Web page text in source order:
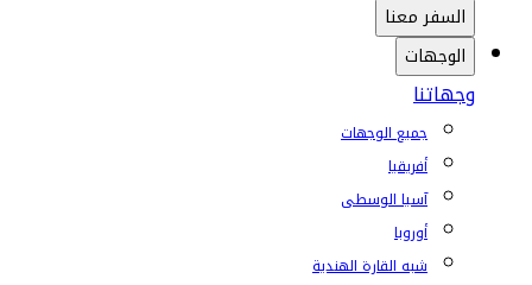
السفر معنا
الوجهات
وجهاتنا
جميع الوجهات
أفريقيا
آسيا الوسطى
أوروبا
شبه القارة الهندية